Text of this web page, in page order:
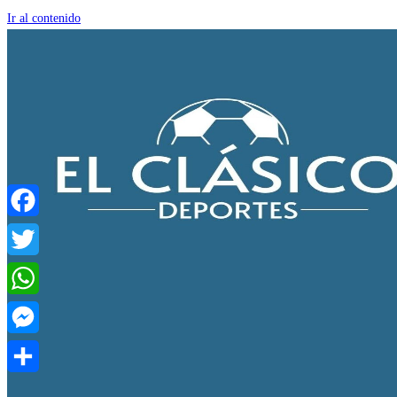
Ir al contenido
Facebook
Twitter
WhatsApp
Messenger